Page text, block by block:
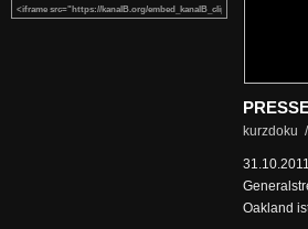
kurzdoku
Oakland